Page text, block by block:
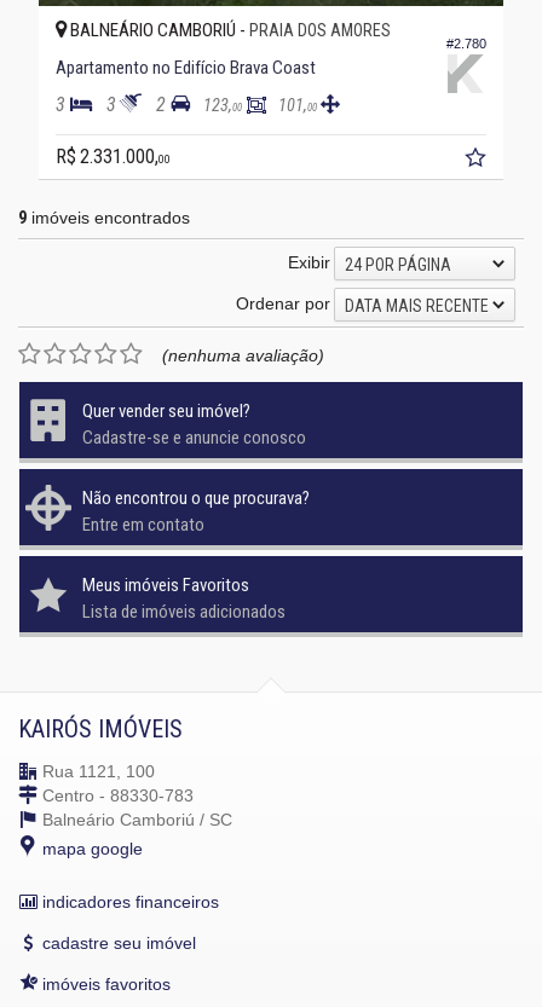
#2.780
BALNEÁRIO CAMBORIÚ - PRAIA DOS AMORES
Apartamento no Edifício Brava Coast
3 3 2 123,00 101,00
R$ 2.331.000,00
9 imóveis encontrados
Exibir
24 POR PÁGINA
Ordenar por
DATA MAIS RECENTE
(nenhuma avaliação)
Quer vender seu imóvel?
Cadastre-se e anuncie conosco
Não encontrou o que procurava?
Entre em contato
Meus imóveis Favoritos
Lista de imóveis adicionados
KAIRÓS IMÓVEIS
Rua 1121, 100
Centro - 88330-783
Balneário Camboriú / SC
mapa google
indicadores financeiros
cadastre seu imóvel
imóveis favoritos